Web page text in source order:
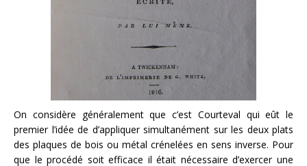
On considère généralement que c’est Courteval qui eût le
premier l’idée de d’appliquer simultanément sur les deux plats
des plaques de bois ou métal crénelées en sens inverse. Pour
que le procédé soit efficace il était nécessaire d’exercer une